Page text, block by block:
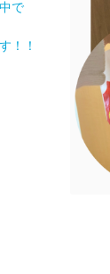
で
！！